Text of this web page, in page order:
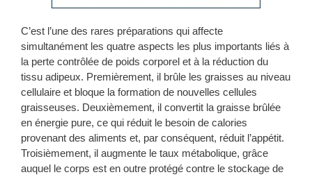
C’est l’une des rares préparations qui affecte
simultanément les quatre aspects les plus importants liés à
la perte contrôlée de poids corporel et à la réduction du
tissu adipeux. Premièrement, il brûle les graisses au niveau
cellulaire et bloque la formation de nouvelles cellules
graisseuses. Deuxièmement, il convertit la graisse brûlée
en énergie pure, ce qui réduit le besoin de calories
provenant des aliments et, par conséquent, réduit l’appétit.
Troisièmement, il augmente le taux métabolique, grâce
auquel le corps est en outre protégé contre le stockage de